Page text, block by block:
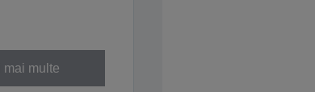
mai multe